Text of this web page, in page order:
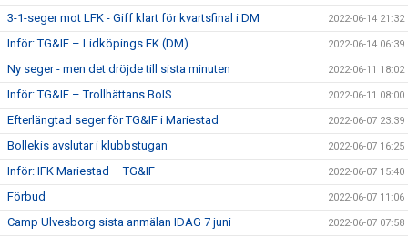
3-1-seger mot LFK - Giff klart för kvartsfinal i DM 2022-06-14 21:32
Inför: TG&IF – Lidköpings FK (DM) 2022-06-14 06:39
Ny seger - men det dröjde till sista minuten 2022-06-11 18:02
Inför: TG&IF – Trollhättans BoIS 2022-06-11 08:00
Efterlängtad seger för TG&IF i Mariestad 2022-06-07 23:39
Bollekis avslutar i klubbstugan 2022-06-07 16:25
Inför: IFK Mariestad – TG&IF 2022-06-07 15:40
Förbud 2022-06-07 11:06
Camp Ulvesborg sista anmälan IDAG 7 juni 2022-06-07 07:58